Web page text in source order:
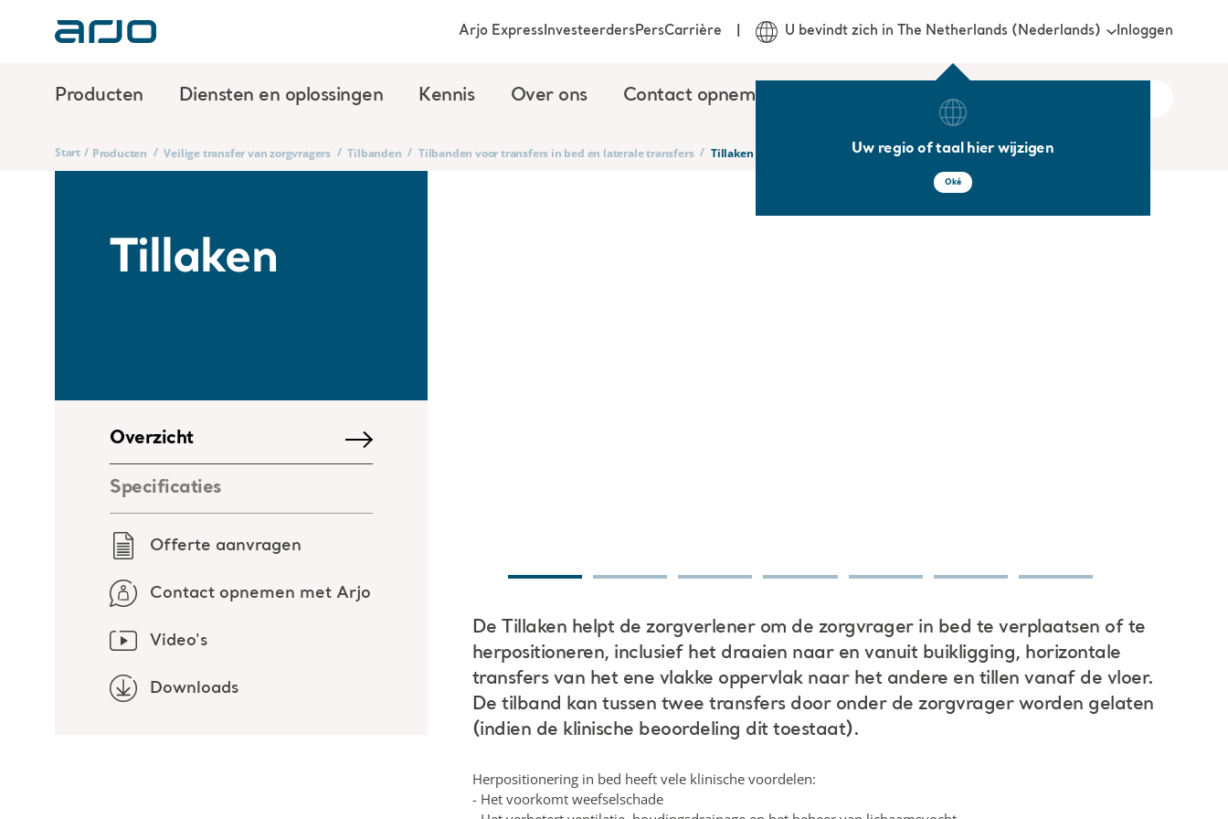
Producten Diensten en oplossingen Kennis Over ons Contact opnemen
Arjo ExpressInvesteerdersPersCarrière U bevindt zich in The Netherlands (Nederlands)
Uw regio of taal hier wijzigen
Oké
Inloggen
Start / Producten / Veilige transfer van zorgvragers / Tilbanden / Tilbanden voor transfers in bed en laterale transfers / Tillaken
Tillaken
Overzicht
Specificaties
Offerte aanvragen
Contact opnemen met Arjo
Video's
Downloads
De Tillaken helpt de zorgverlener om de zorgvrager in bed te verplaatsen of te
herpositioneren, inclusief het draaien naar en vanuit buikligging, horizontale
transfers van het ene vlakke oppervlak naar het andere en tillen vanaf de vloer.
De tilband kan tussen twee transfers door onder de zorgvrager worden gelaten
(indien de klinische beoordeling dit toestaat).
Herpositionering in bed heeft vele klinische voordelen:
- Het voorkomt weefselschade